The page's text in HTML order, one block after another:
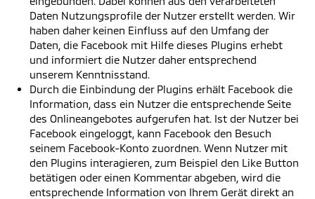
Daten Nutzungsprofile der Nutzer erstellt werden. Wir
haben daher keinen Einfluss auf den Umfang der
Daten, die Facebook mit Hilfe dieses Plugins erhebt
und informiert die Nutzer daher entsprechend
unserem Kenntnisstand.
Durch die Einbindung der Plugins erhält Facebook die
Information, dass ein Nutzer die entsprechende Seite
des Onlineangebotes aufgerufen hat. Ist der Nutzer bei
Facebook eingeloggt, kann Facebook den Besuch
seinem Facebook-Konto zuordnen. Wenn Nutzer mit
den Plugins interagieren, zum Beispiel den Like Button
betätigen oder einen Kommentar abgeben, wird die
entsprechende Information von Ihrem Gerät direkt an